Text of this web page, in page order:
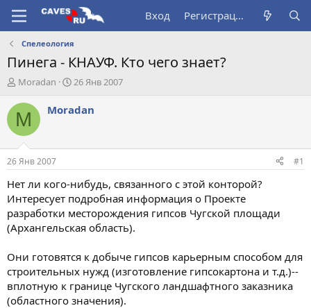
Вход Регистрация
Спелеология
Пинега - КНАУФ. Кто чего знает?
А
т
о
т
е
м
ы
Moradan
Д
т
а
л
26 Янв 2007
M Moradan
26 Янв 2007 #1
Нет ли кого-нибудь, связанного с этой конторой?
Интересует подробная информация о Проекте
разработки месторождения гипсов Чугской площади
(Архангельская область).
Они готовятся к добыче гипсов карьерным способом для
строительных нужд (изготовление гипсокартона и т.д.)--
вплотную к границе Чугского ландшафтного заказника
(областного значения).